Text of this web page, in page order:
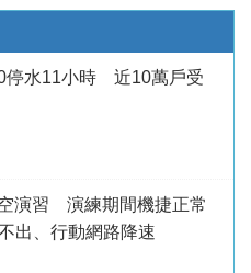
停水11小時 近10萬戶受
演習 演練期間機捷正常
出、行動網路降速